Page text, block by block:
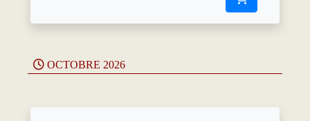
OCTOBRE 2026